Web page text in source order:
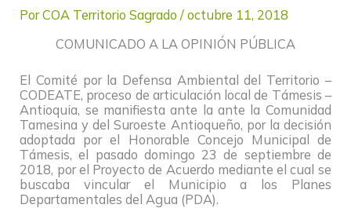
PorCOA Territorio Sagrado/octubre 11, 2018
COMUNICADO A LA OPINIÓN PÚBLICA
El Comité por la Defensa Ambiental del Territorio –
CODEATE, proceso de articulación local de Támesis –
Antioquia, se manifiesta ante la ante la Comunidad
Tamesina y del Suroeste Antioqueño, por la decisión
adoptada por el Honorable Concejo Municipal de
Támesis, el pasado domingo 23 de septiembre de
2018, por el Proyecto de Acuerdo mediante el cual se
buscaba vincular el Municipio a los Planes
Departamentales del Agua (PDA).